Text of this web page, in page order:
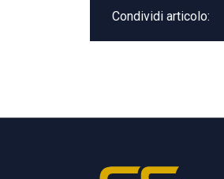
Condividi articolo: